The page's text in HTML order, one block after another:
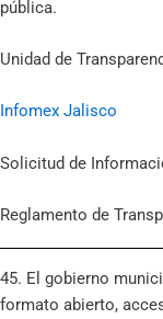
pública.
Unidad de
Infomex Jalisco
Solicitud de
Reglamento de
45. El gobierno
formato abierto,